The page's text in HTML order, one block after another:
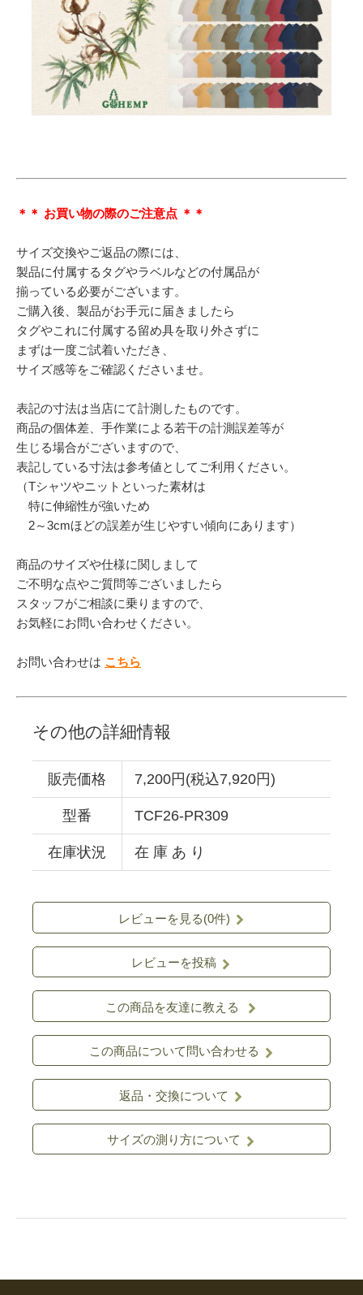
＊＊ お買い物の際のご注意点 ＊＊
サイズ交換やご返品の際には、
製品に付属するタグやラベルなどの付属品が
揃っている必要がございます。
ご購入後、製品がお手元に届きましたら
タグやこれに付属する留め具を取り外さずに
まずは一度ご試着いただき、
サイズ感等をご確認くださいませ。
表記の寸法は当店にて計測したものです。
商品の個体差、手作業による若干の計測誤差等が
生じる場合がございますので、
表記している寸法は参考値としてご利用ください。
（Tシャツやニットといった素材は
特に伸縮性が強いため
2～3cmほどの誤差が生じやすい傾向にあります）
商品のサイズや仕様に関しまして
ご不明な点やご質問等ございましたら
スタッフがご相談に乗りますので、
お気軽にお問い合わせください。
お問い合わせは こちら
その他の詳細情報
販売価格 7,200円(税込7,920円)
型番 TCF26-PR309
在庫状況 在 庫 あ り
レビューを見る(0件)
レビューを投稿
この商品を友達に教える
この商品について問い合わせる
返品・交換について
サイズの測り方について